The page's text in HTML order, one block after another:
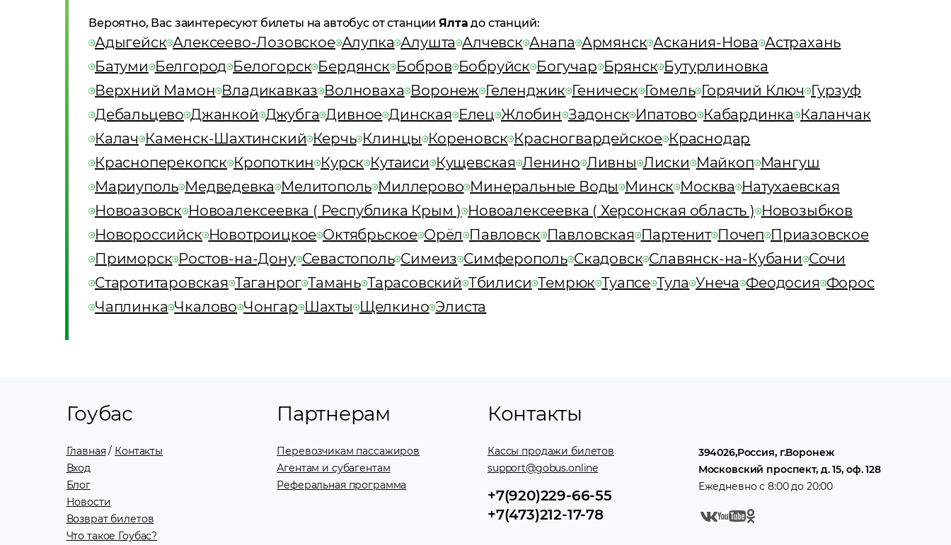
Вероятно, Вас заинтересуют билеты на автобус от станцииЯлта до станций:
Адыгейск Алексеево-Лозовское Алупка Алушта Алчевск Анапа Армянск Аскания-Нова Астрахань
Батуми Белгород Белогорск Бердянск Бобров Бобруйск Богучар Брянск Бутурлиновка
Верхний Мамон Владикавказ Волноваха Воронеж Геленджик Геническ Гомель Горячий Ключ Гурзуф
Дебальцево Джанкой Джубга Дивное Динская Елец Жлобин Задонск Ипатово Кабардинка Каланчак
Калач Каменск-Шахтинский Керчь Клинцы Кореновск Красногвардейское Краснодар
Красноперекопск Кропоткин Курск Кутаиси Кущевская Ленино Ливны Лиски Майкоп Мангуш
Мариуполь Медведевка Мелитополь Миллерово Минеральные Воды Минск Москва Натухаевская
Новоазовск Новоалексеевка ( Республика Крым ) Новоалексеевка ( Херсонская область ) Новозыбков
Новороссийск Новотроицкое Октябрьское Орёл Павловск Павловская Партенит Почеп Приазовское
Приморск Ростов-на-Дону Севастополь Симеиз Симферополь Скадовск Славянск-на-Кубани Сочи
Старотитаровская Таганрог Тамань Тарасовский Тбилиси Темрюк Туапсе Тула Унеча Феодосия Форос
Чаплинка Чкалово Чонгар Шахты Щелкино Элиста
Гоубас
Главная / Контакты
Вход
Блог
Новости
Возврат билетов
Что такое Гоубас?
Партнерам
Перевозчикам пассажиров
Агентам и субагентам
Реферальная программа
Контакты
Кассы продажи билетов
support@gobus.online
+7(920)229-66-55
+7(473)212-17-78
394026,Россия, г.Воронеж
Московский проспект, д. 15, оф. 128
Ежедневно с 8:00 до 20:00